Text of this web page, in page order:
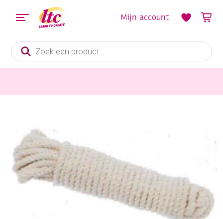
Producten
zoeken
Mijn account